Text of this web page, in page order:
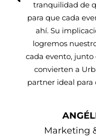
tranquilidad de
para que cada
ahí. Su
logremos
cada evento,
convierten a
partner ideal para
Marketing